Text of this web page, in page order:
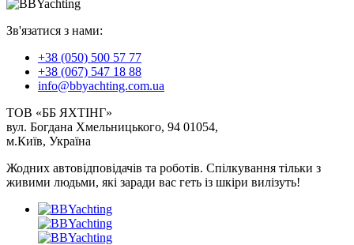
Зв'язатися з нами:
+38 (050) 500 57 77
+38 (067) 547 18 88
info@bbyachting.com.ua
ТОВ «ББ ЯХТІНГ»
вул. Богдана Хмельницького, 94 01054,
м.Київ, Україна
Жодних автовідповідачів та роботів. Спілкування тільки з
живими людьми, які заради вас геть із шкіри вилізуть!